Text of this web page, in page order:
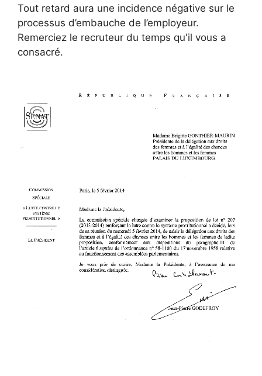
Tout retard aura une incidence négative sur le
processus d’embauche de l’employeur.
Remerciez le recruteur du temps qu'il vous a
consacré.